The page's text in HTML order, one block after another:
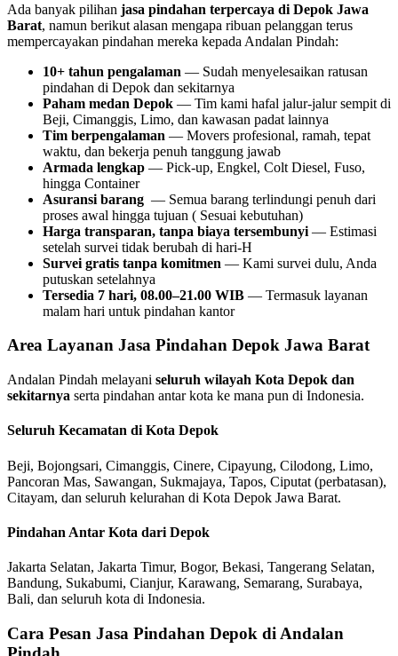
Ada banyak pilihan jasa pindahan terpercaya di Depok Jawa
Barat, namun berikut alasan mengapa ribuan pelanggan terus
mempercayakan pindahan mereka kepada Andalan Pindah:
10+ tahun pengalaman — Sudah menyelesaikan ratusan
pindahan di Depok dan sekitarnya
Paham medan Depok — Tim kami hafal jalur-jalur sempit di
Beji, Cimanggis, Limo, dan kawasan padat lainnya
Tim berpengalaman — Movers profesional, ramah, tepat
waktu, dan bekerja penuh tanggung jawab
Armada lengkap — Pick-up, Engkel, Colt Diesel, Fuso,
hingga Container
Asuransi barang — Semua barang terlindungi penuh dari
proses awal hingga tujuan ( Sesuai kebutuhan)
Harga transparan, tanpa biaya tersembunyi — Estimasi
setelah survei tidak berubah di hari-H
Survei gratis tanpa komitmen — Kami survei dulu, Anda
putuskan setelahnya
Tersedia 7 hari, 08.00–21.00 WIB — Termasuk layanan
malam hari untuk pindahan kantor
Area Layanan Jasa Pindahan Depok Jawa Barat
Andalan Pindah melayani seluruh wilayah Kota Depok dan
sekitarnya serta pindahan antar kota ke mana pun di Indonesia.
Seluruh Kecamatan di Kota Depok
Beji, Bojongsari, Cimanggis, Cinere, Cipayung, Cilodong, Limo,
Pancoran Mas, Sawangan, Sukmajaya, Tapos, Ciputat (perbatasan),
Citayam, dan seluruh kelurahan di Kota Depok Jawa Barat.
Pindahan Antar Kota dari Depok
Jakarta Selatan, Jakarta Timur, Bogor, Bekasi, Tangerang Selatan,
Bandung, Sukabumi, Cianjur, Karawang, Semarang, Surabaya,
Bali, dan seluruh kota di Indonesia.
Cara Pesan Jasa Pindahan Depok di Andalan